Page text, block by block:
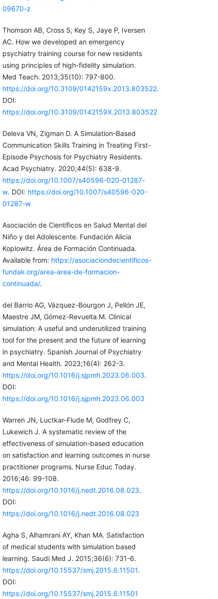
09670-z
Thomson AB, Cross S, Key S, Jaye P, Iversen
AC. How we developed an emergency
psychiatry training course for new residents
using principles of high-fidelity simulation.
Med Teach. 2013;35(10): 797-800.
https://doi.org/10.3109/0142159x.2013.803522.
DOI:
https://doi.org/10.3109/0142159X.2013.803522
Deleva VN, Zigman D. A Simulation-Based
Communication Skills Training in Treating First-
Episode Psychosis for Psychiatry Residents.
Acad Psychiatry. 2020;44(5): 638-9.
https://doi.org/10.1007/s40596-020-01287-
w. DOI: https://doi.org/10.1007/s40596-020-
01287-w
Asociación de Científicos en Salud Mental del
Niño y del Adolescente. Fundación Alicia
Koplowitz. Área de Formación Continuada.
Available from: https://asociaciondecientificos-
fundak.org/area-area-de-formacion-
continuada/.
del Barrio AG, Vázquez-Bourgon J, Pellón JE,
Maestre JM, Gómez-Revuelta M. Clinical
simulation: A useful and underutilized training
tool for the present and the future of learning
in psychiatry. Spanish Journal of Psychiatry
and Mental Health. 2023;16(4): 262-3.
https://doi.org/10.1016/j.sjpmh.2023.06.003.
DOI:
https://doi.org/10.1016/j.sjpmh.2023.06.003
Warren JN, Luctkar-Flude M, Godfrey C,
Lukewich J. A systematic review of the
effectiveness of simulation-based education
on satisfaction and learning outcomes in nurse
practitioner programs. Nurse Educ Today.
2016;46: 99-108.
https://doi.org/10.1016/j.nedt.2016.08.023.
DOI:
https://doi.org/10.1016/j.nedt.2016.08.023
Agha S, Alhamrani AY, Khan MA. Satisfaction
of medical students with simulation based
learning. Saudi Med J. 2015;36(6): 731-6.
https://doi.org/10.15537/smj.2015.6.11501.
DOI:
https://doi.org/10.15537/smj.2015.6.11501